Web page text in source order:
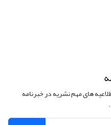
های مهم نشریه در خبرنامه